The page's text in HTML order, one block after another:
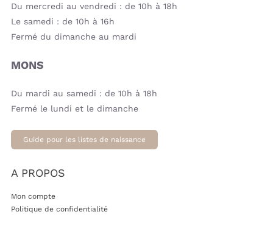
Du mercredi au vendredi : de 10h à 18h
Le samedi : de 10h à 16h
Fermé du dimanche au mardi
MONS
Du mardi au samedi : de 10h à 18h
Fermé le lundi et le dimanche
Guide pour les listes de naissance
A PROPOS
Mon compte
Politique de confidentialité